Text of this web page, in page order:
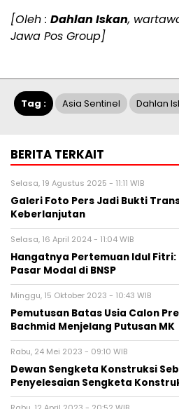
[Oleh : Dahlan Iskan,
Jawa Pos Group]
Tag : Asia Sentinel Dahlan
BERITA TERKAIT
Selasa, 19 Agustus 2025 - 11:11 WIB
Galeri Foto Pers Jadi Bukti
Keberlanjutan
Selasa, 16 April 2024 - 11:04 WIB
Hangatnya Pertemuan Idul
Pasar Modal di BNSP
Minggu, 15 Oktober 2023 - 10:43 WIB
Pemutusan Batas Usia Calon
Bachmid Menjelang Putusan MK
Rabu, 24 Mei 2023 - 09:10 WIB
Dewan Sengketa Konstruksi
Penyelesaian Sengketa